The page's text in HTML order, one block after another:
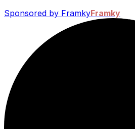
Sponsored by FramkyFramky